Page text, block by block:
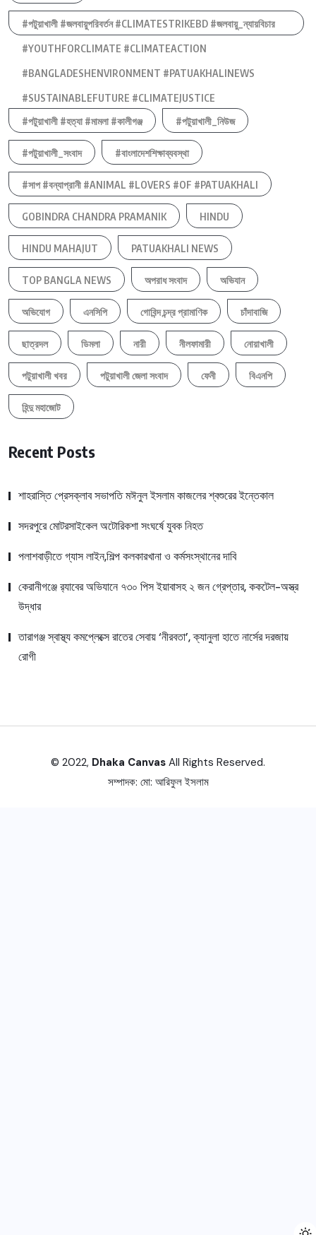
#পটুয়াখালী #জলবায়ুপরিবর্তন #CLIMATESTRIKEBD #জলবায়ু_ন্যায়বিচার
#YOUTHFORCLIMATE #CLIMATEACTION
#BANGLADESHENVIRONMENT #PATUAKHALINEWS
#SUSTAINABLEFUTURE #CLIMATEJUSTICE
#পটুয়াখালী #হত্যা #মামলা #কালীগঞ্জ
#পটুয়াখালী_নিউজ
#পটুয়াখালী_সংবাদ #বাংলাদেশশিক্ষাব্যবস্থা
#সাপ #বন্যাপ্রানী #ANIMAL #LOVERS #OF #PATUAKHALI
GOBINDRA CHANDRA PRAMANIK HINDU
HINDU MAHAJUT PATUAKHALI NEWS
TOP BANGLA NEWS অপরাধ সংবাদ অভিযান
অভিযোগ এনসিপি গোবিন্দ চন্দ্র প্রামাণিক চাঁদাবাজি
ছাত্রদল ডিমলা নারী নীলফামারী নোয়াখালী
পটুয়াখালী খবর পটুয়াখালী জেলা সংবাদ ফেনী বিএনপি
হিন্দু মহাজোট
Recent Posts
শাহরাস্তি প্রেসক্লাব সভাপতি মঈনুল ইসলাম কাজলের শ্বশুরের ইন্তেকাল
সদরপুরে মোটরসাইকেল অটোরিকশা সংঘর্ষে যুবক নিহত
পলাশবাড়ীতে গ্যাস লাইন,শিল্প কলকারখানা ও কর্মসংস্থানের দাবি
কেরানীগঞ্জে র‍্যাবের অভিযানে ৭৩০ পিস ইয়াবাসহ ২ জন গ্রেপ্তার, ককটেল-অস্ত্র
উদ্ধার
তারাগঞ্জ স্বাস্থ্য কমপ্লেক্সে রাতের সেবায় ‘নীরবতা’, ক্যানুলা হাতে নার্সের দরজায়
রোগী
© 2022, Dhaka Canvas All Rights Reserved.
সম্পাদক: মো: আরিফুল ইসলাম